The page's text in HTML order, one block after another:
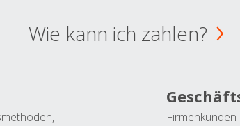
Wie kann ich zahlen?